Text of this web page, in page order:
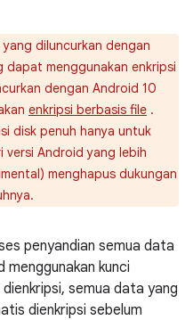
diluncurkan dengan
menggunakan enkripsi
dengan Android 10
enkripsi berbasis file .
disk penuh hanya untuk
Android yang lebih
menghapus dukungan
penyandian semua data
kunci
semua data yang
dienkripsi sebelum